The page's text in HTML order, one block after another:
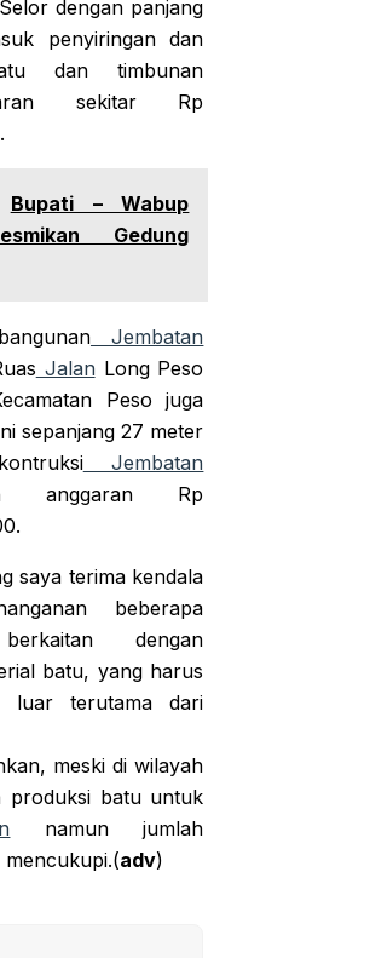
dengan panjang
penyiringan dan
dan timbunan
sekitar Rp
Bupati – Wabup
Gedung
Jembatan
JalanLong Peso
Peso juga
sepanjang 27 meter
Jembatan
anggaran Rp
saya terima kendala
beberapa
dengan
batu, yang harus
luar terutama dari
meski di wilayah
produksi batu untuk
namun jumlah
adv)